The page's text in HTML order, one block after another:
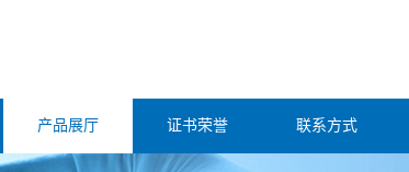
产品展厅 证书荣誉 联系方式